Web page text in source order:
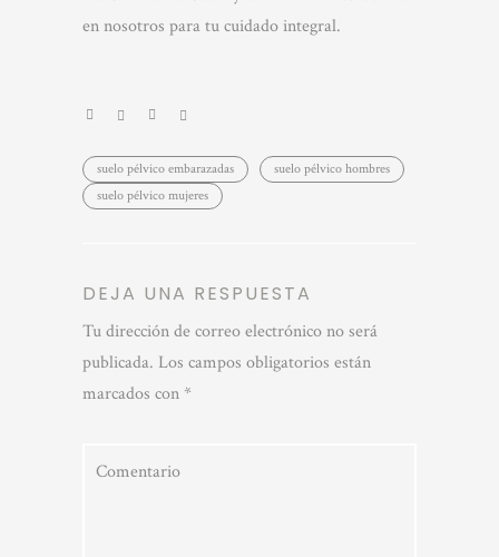
en nosotros para tu cuidado integral.
suelo pélvico embarazadas
suelo pélvico hombres
suelo pélvico mujeres
DEJA UNA RESPUESTA
Tu dirección de correo electrónico no será
publicada. Los campos obligatorios están
marcados con *